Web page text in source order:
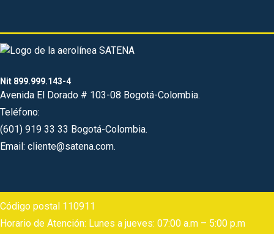
Nit 899.999.143-4
Avenida El Dorado # 103-08 Bogotá-Colombia.
Teléfono:
(601) 919 33 33 Bogotá-Colombia.
Email: cliente@satena.com.
Código postal 110911
Horario de Atención: Lunes a jueves: 07:00 a.m – 5:00 p.m